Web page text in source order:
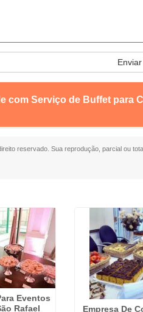
Enviar
com Serviço de Buffet para
reservado. Sua reprodução, parcial ou
Eventos
Rafael
Empresa De